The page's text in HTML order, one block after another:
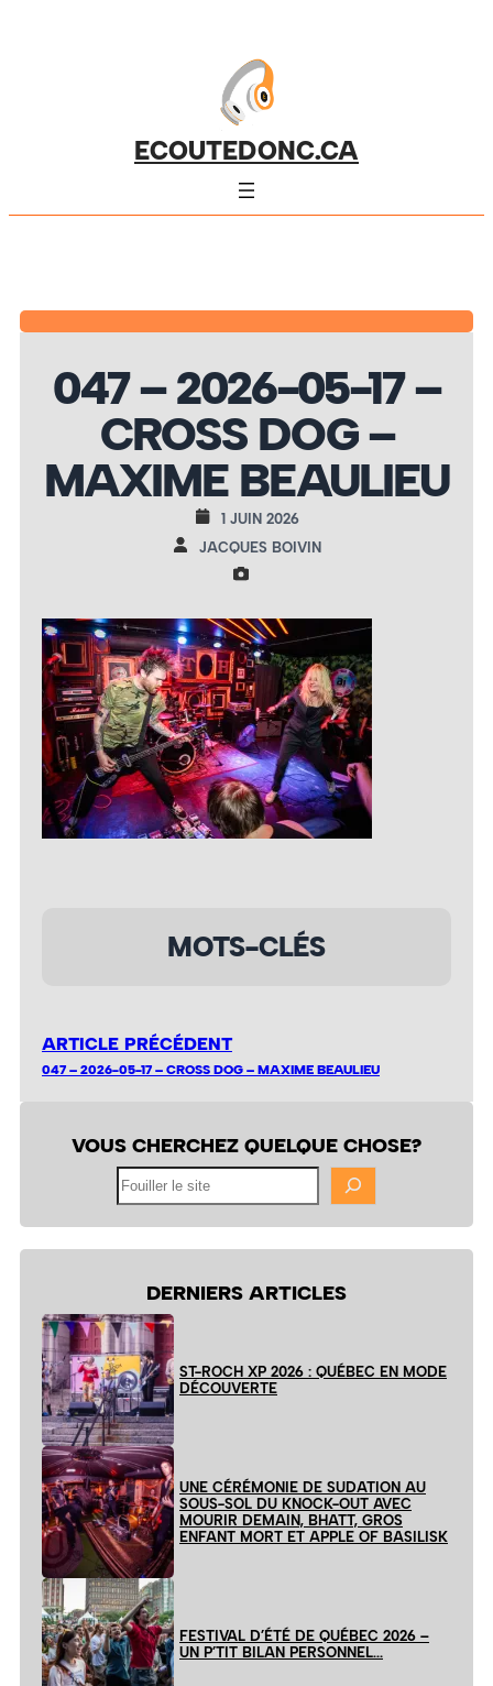
ECOUTEDONC.CA
047 – 2026-05-17 –
CROSS DOG –
MAXIME BEAULIEU
1 JUIN 2026
JACQUES BOIVIN
MOTS-CLÉS
ARTICLE PRÉCÉDENT
047 – 2026-05-17 – CROSS DOG – MAXIME BEAULIEU
VOUS CHERCHEZ QUELQUE CHOSE?
DERNIERS ARTICLES
ST-ROCH XP 2026 : QUÉBEC EN MODE
DÉCOUVERTE
UNE CÉRÉMONIE DE SUDATION AU
SOUS-SOL DU KNOCK-OUT AVEC
MOURIR DEMAIN, BHATT, GROS
ENFANT MORT ET APPLE OF BASILISK
FESTIVAL D’ÉTÉ DE QUÉBEC 2026 –
UN P’TIT BILAN PERSONNEL…